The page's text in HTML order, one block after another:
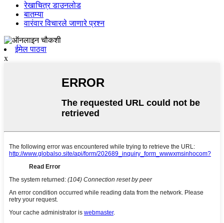
रेखाचित्र डाउनलोड
बातम्या
वारंवार विचारले जाणारे प्रश्न
ईमेल पाठवा
x